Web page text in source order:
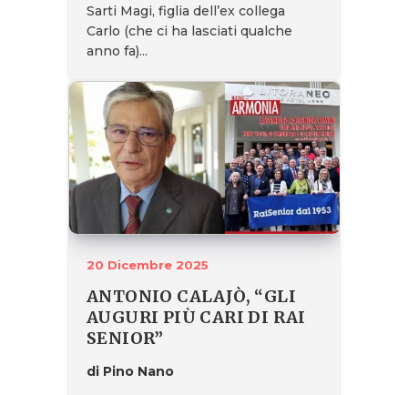
Sarti Magi, figlia dell’ex collega
Carlo (che ci ha lasciati qualche
anno fa)...
20 Dicembre 2025
ANTONIO CALAJÒ, “GLI
AUGURI PIÙ CARI DI RAI
SENIOR”
di Pino Nano